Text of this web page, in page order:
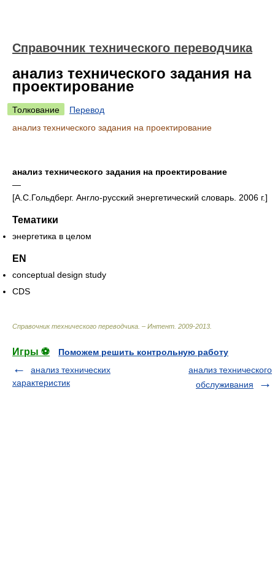
Справочник технического переводчика
анализ технического задания на
проектирование
Толкование
Перевод
анализ технического задания на проектирование
анализ технического задания на проектирование
—
[А.С.Гольдберг. Англо-русский энергетический словарь. 2006 г.]
Тематики
энергетика в целом
EN
conceptual design study
CDS
Справочник технического переводчика. – Интент 2009-2013
Игры ⚽
Поможем решить контрольную работу
анализ технических
характеристик
анализ технического
обслуживания